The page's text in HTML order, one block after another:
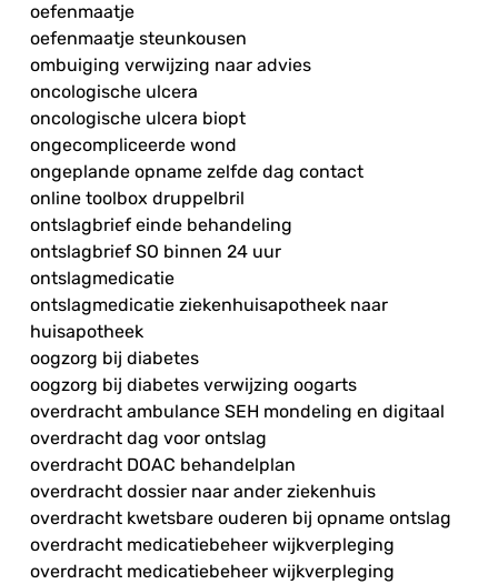
oefenmaatje
oefenmaatje steunkousen
ombuiging verwijzing naar advies
oncologische ulcera
oncologische ulcera biopt
ongecompliceerde wond
ongeplande opname zelfde dag contact
online toolbox druppelbril
ontslagbrief einde behandeling
ontslagbrief SO binnen 24 uur
ontslagmedicatie
ontslagmedicatie ziekenhuisapotheek naar
huisapotheek
oogzorg bij diabetes
oogzorg bij diabetes verwijzing oogarts
overdracht ambulance SEH mondeling en digitaal
overdracht dag voor ontslag
overdracht DOAC behandelplan
overdracht dossier naar ander ziekenhuis
overdracht kwetsbare ouderen bij opname ontslag
overdracht medicatiebeheer wijkverpleging
overdracht medicatiebeheer wijkverpleging